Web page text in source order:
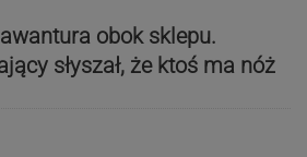
obok sklepu.
słyszał, że ktoś ma nóż